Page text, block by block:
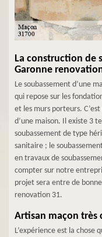
La construction de
Garonne
Le soubassement d’une
qui repose sur les
et les murs porteurs.
d’une maison. Il existe 3
soubassement de type
sanitaire ; le
en travaux de
compter sur notre
projet sera entre de
renovation 31.
Artisan maçon très
L’expérience est la chose